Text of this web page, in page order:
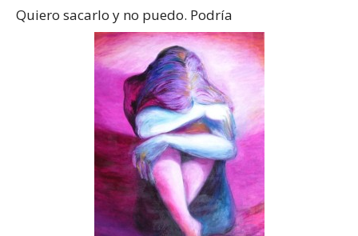
Quiero sacarlo y no puedo. Podría